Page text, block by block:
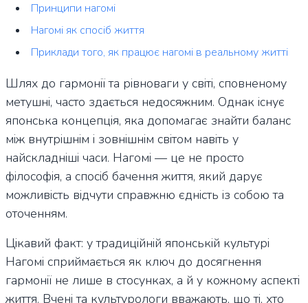
Принципи нагомі
Нагомі як спосіб життя
Приклади того, як працює нагомі в реальному житті
Шлях до гармонії та рівноваги у світі, сповненому
метушні, часто здається недосяжним. Однак існує
японська концепція, яка допомагає знайти баланс
між внутрішнім і зовнішнім світом навіть у
найскладніші часи. Нагомі — це не просто
філософія, а спосіб бачення життя, який дарує
можливість відчути справжню єдність із собою та
оточенням.
Цікавий факт: у традиційній японській культурі
Нагомі сприймається як ключ до досягнення
гармонії не лише в стосунках, а й у кожному аспекті
життя. Вчені та культурологи вважають, що ті, хто